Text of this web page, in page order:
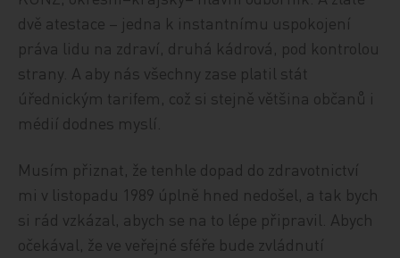
dvě atestace – jedna k instantnímu uspokojení
práva lidu na zdraví, druhá kádrová, pod kontrolou
strany. A aby nás všechny zase platil stát
úřednickým tarifem, což si stejně většina občanů i
médií dodnes myslí.
Musím přiznat, že tenhle dopad do zdravotnictví
mi v listopadu 1989 úplně hned nedošel, a tak bych
si rád vzkázal, abych se na to lépe připravil. Abych
očekával, že ve veřejné sféře bude zvládnutí